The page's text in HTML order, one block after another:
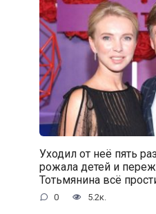
Уходил от неё пять
рожала детей и
Тотьмянина всё
0 5.2к.